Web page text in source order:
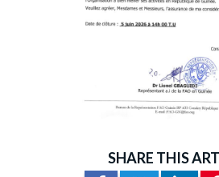
SHARE THIS